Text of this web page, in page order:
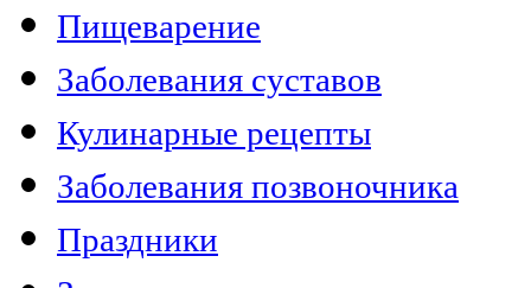
Пищеварение
Заболевания суставов
Кулинарные рецепты
Заболевания позвоночника
Праздники